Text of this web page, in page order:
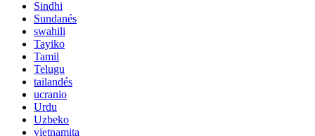
Sindhi
Sundanés
swahili
Tayiko
Tamil
Telugu
tailandés
ucranio
Urdu
Uzbeko
vietnamita